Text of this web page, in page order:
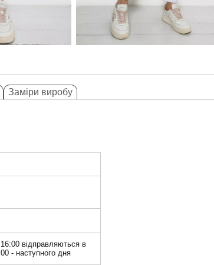
Заміри виробу
відправляються в
- наступного дня